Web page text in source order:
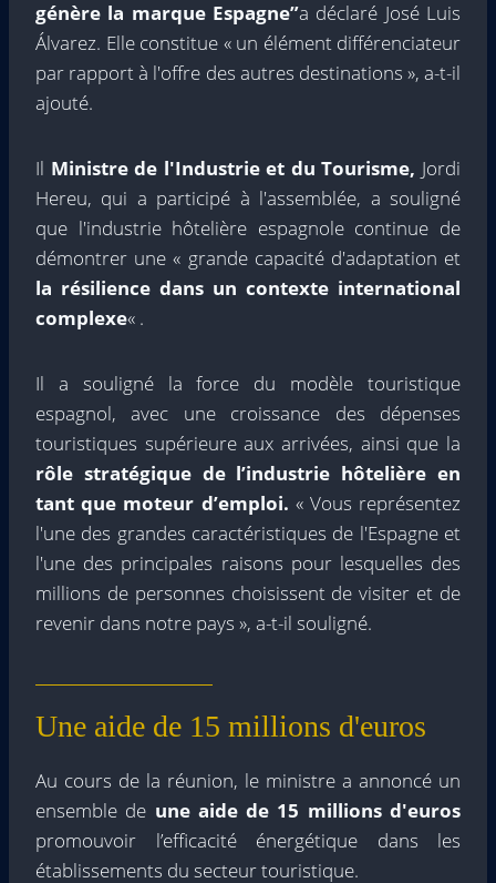
génère la marque Espagne”a déclaré José Luis
Álvarez. Elle constitue « un élément différenciateur
par rapport à l'offre des autres destinations », a-t-il
ajouté.
Il Ministre de l'Industrie et du Tourisme, Jordi
Hereu, qui a participé à l'assemblée, a souligné
que l'industrie hôtelière espagnole continue de
démontrer une « grande capacité d'adaptation et
la résilience dans un contexte international
complexe« .
Il a souligné la force du modèle touristique
espagnol, avec une croissance des dépenses
touristiques supérieure aux arrivées, ainsi que la
rôle stratégique de l’industrie hôtelière en
tant que moteur d’emploi. « Vous représentez
l'une des grandes caractéristiques de l'Espagne et
l'une des principales raisons pour lesquelles des
millions de personnes choisissent de visiter et de
revenir dans notre pays », a-t-il souligné.
Une aide de 15 millions d'euros
Au cours de la réunion, le ministre a annoncé un
ensemble de une aide de 15 millions d'euros
promouvoir l’efficacité énergétique dans les
établissements du secteur touristique.